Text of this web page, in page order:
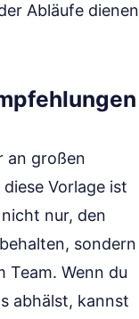
Abläufe dienen
an großen
Vorlage ist
nur, den
sondern
Team. Wenn du
abhälst, kannst